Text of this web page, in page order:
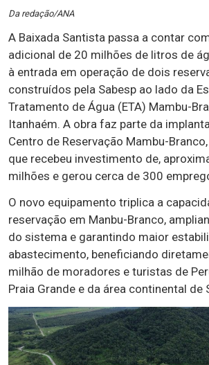
Da redação/ANA
A Baixada Santista passa a contar
adicional de 20 milhões de litros de
à entrada em operação de dois
construídos pela Sabesp ao lado da
Tratamento de Água (ETA) Mambu-
Itanhaém. A obra faz parte da
Centro de Reservação Mambu-
que recebeu investimento de,
milhões e gerou cerca de 300
O novo equipamento triplica a
reservação em Manbu-Branco,
do sistema e garantindo maior
abastecimento, beneficiando
milhão de moradores e turistas de
Praia Grande e da área continental de